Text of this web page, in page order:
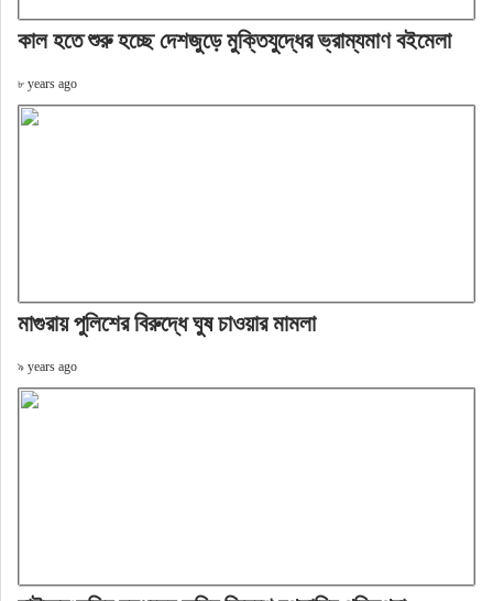
কাল হতে শুরু হচ্ছে দেশজুড়ে মুক্তিযুদ্ধের ভ্রাম্যমাণ বইমেলা
৮ years ago
মাগুরায় পুলিশের বিরুদ্ধে ঘুষ চাওয়ার মামলা
৯ years ago